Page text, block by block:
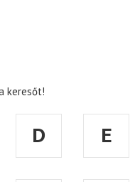
keresőt!
D E